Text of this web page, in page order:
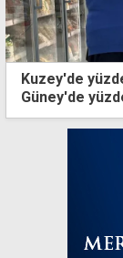
Kuzey'de
Güney'de